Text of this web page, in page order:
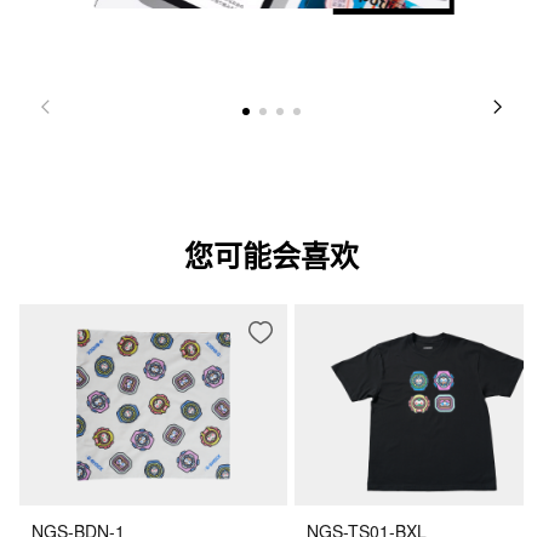
您可能会喜欢
NGS-BDN-1 NGS-TS01-BXL